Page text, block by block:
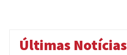
Últimas Notícias